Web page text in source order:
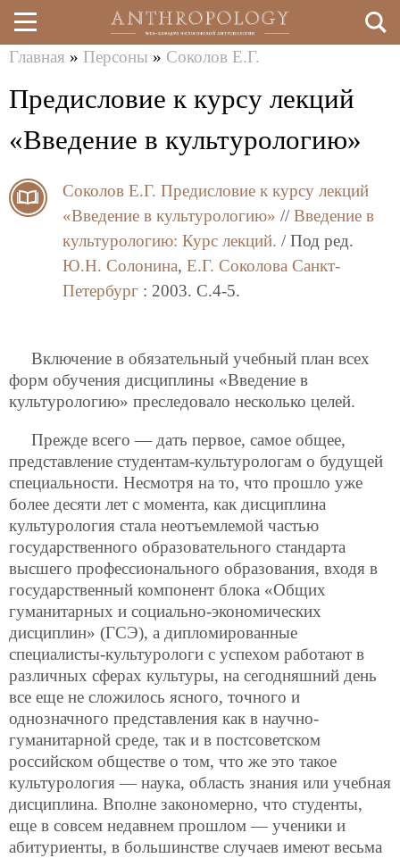
Перейти
к
здесь
Главная » Персоны » Соколов Е.Г.
Предисловие к курсу лекций
«Введение в культурологию»
Соколов Е.Г. Предисловие к курсу лекций
«Введение в культурологию» // Введение в
культурологию: Курс лекций. / Под ред.
Ю.Н. Солонина, Е.Г. Соколова Санкт-
Петербург : 2003. C.4-5.
Включение в обязательный учебный план всех
форм обучения дисциплины «Введение в
культурологию» преследовало несколько целей.
Прежде всего — дать первое, самое общее,
представление студентам-культурологам о будущей
специальности. Несмотря на то, что прошло уже
более десяти лет с момента, как дисциплина
культурология стала неотъемлемой частью
государственного образовательного стандарта
высшего профессионального образования, входя в
государственный компонент блока «Общих
гуманитарных и социально-экономических
дисциплин» (ГСЭ), а дипломированные
специалисты-культурологи с успехом работают в
различных сферах культуры, на сегодняшний день
все еще не сложилось ясного, точного и
однозначного представления как в научно-
гуманитарной среде, так и в постсоветском
российском обществе о том, что же это такое
культурология — наука, область знания или учебная
дисциплина. Вполне закономерно, что студенты,
еще в совсем недавнем прошлом — ученики и
абитуриенты, в большинстве случаев имеют весьма